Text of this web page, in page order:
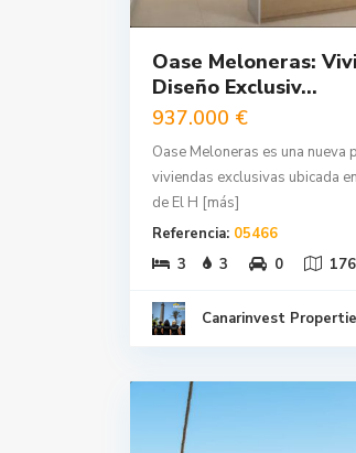
Oase Meloneras:
Diseño Exclusiv...
937.000 €
Oase Meloneras es una nueva
viviendas exclusivas ubicada
de El H [más]
Referencia: 05466
3
3 0
Canarinvest